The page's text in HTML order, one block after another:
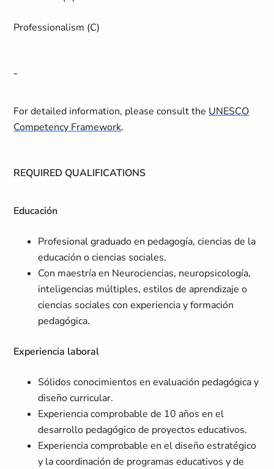
Professionalism (C)
-
For detailed information, please consult the UNESCO
Competency Framework.
REQUIRED QUALIFICATIONS
Educación
Profesional graduado en pedagogía, ciencias de la
educación o ciencias sociales.
Con maestría en Neurociencias, neuropsicología,
inteligencias múltiples, estilos de aprendizaje o
ciencias sociales con experiencia y formación
pedagógica.
Experiencia laboral
Sólidos conocimientos en evaluación pedagógica y
diseño curricular.
Experiencia comprobable de 10 años en el
desarrollo pedagógico de proyectos educativos.
Experiencia comprobable en el diseño estratégico
y la coordinación de programas educativos y de